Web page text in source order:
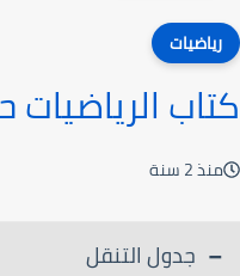
رياضيات
كتاب
منذ 2 سنة
جدول التنقل